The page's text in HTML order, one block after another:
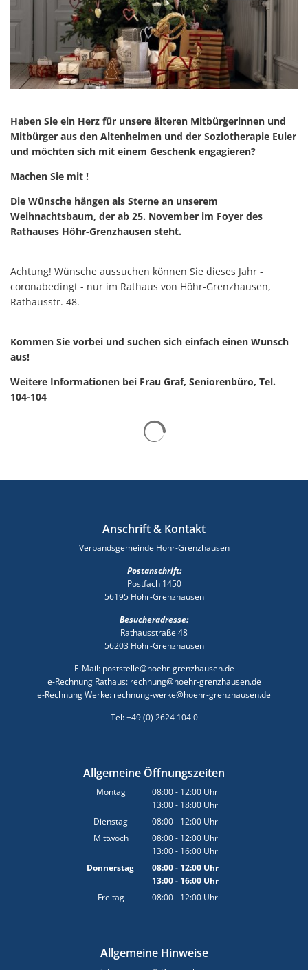
Haben Sie ein Herz für unsere älteren Mitbürgerinnen und
Mitbürger aus den Altenheimen und der Soziotherapie Euler
und möchten sich mit einem Geschenk engagieren?
Machen Sie mit !
Die Wünsche hängen als Sterne an unserem
Weihnachtsbaum, der ab 25. November im Foyer des
Rathauses Höhr-Grenzhausen steht.
Achtung! Wünsche aussuchen können Sie dieses Jahr -
coronabedingt - nur im Rathaus von Höhr-Grenzhausen,
Rathausstr. 48.
Kommen Sie vorbei und suchen sich einfach einen Wunsch
aus!
Weitere Informationen bei Frau Graf, Seniorenbüro, Tel.
104-104
Anschrift & Kontakt
Verbandsgemeinde Höhr-Grenzhausen
Postanschrift:
Postfach 1450
56195 Höhr-Grenzhausen
Besucheradresse:
Rathausstraße 48
56203 Höhr-Grenzhausen
E-Mail: poststelle@hoehr-grenzhausen.de
e-Rechnung Rathaus: rechnung@hoehr-grenzhausen.de
e-Rechnung Werke: rechnung-werke@hoehr-grenzhausen.de
Tel: +49 (0) 2624 104 0
Allgemeine Öffnungszeiten
Montag 08:00- 12:00 Uhr
Von 08:00 bis 12:00 Uhr
13:00- 18:00 Uhr
Von 13:00 bis 18:00 Uhr
Dienstag 08:00- 12:00 Uhr
Von 08:00 bis 12:00 Uhr
Mittwoch 08:00- 12:00 Uhr
Von 08:00 bis 12:00 Uhr
13:00- 16:00 Uhr
Von 13:00 bis 16:00 Uhr
Donnerstag 08:00- 12:00Uhr
Von 08:00 bis 12:00 Uhr
13:00- 16:00Uhr
Von 13:00 bis 16:00 Uhr
Freitag 08:00- 12:00 Uhr
Allgemeine Hinweise